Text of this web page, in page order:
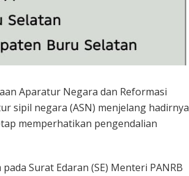
Aparatur Negara dan Reformasi
sipil negara (ASN) menjelang hadirnya
memperhatikan pengendalian
Surat Edaran (SE) Menteri PANRB